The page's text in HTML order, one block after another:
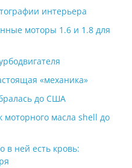
интерьера
моторы 1.6 и 1.8 для
«механика»
до США
масла shell до
в ней есть кровь: